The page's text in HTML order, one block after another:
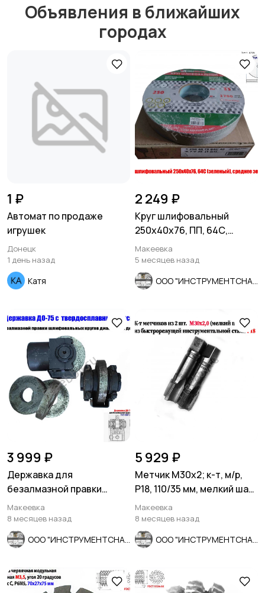
Объявления в ближайших
городах
1 ₽
Автомат по продаже
игрушек
Донецк
1 день назад
Катя
2 249 ₽
Круг шлифовальный
250х40х76, ПП, 64С,
зеленый, K7 V35, среднее
зерно.
Макеевка
5 месяцев назад
3 999 ₽
Державка для
безалмазной правки
шлифовальных кругов
ДО-75 с кругом.
Макеевка
8 месяцев назад
5 929 ₽
Метчик М30х2; к-т, м/р,
Р18, 110/35 мм, мелкий шаг,
шлиф, в/зав, СССР
Макеевка
8 месяцев назад